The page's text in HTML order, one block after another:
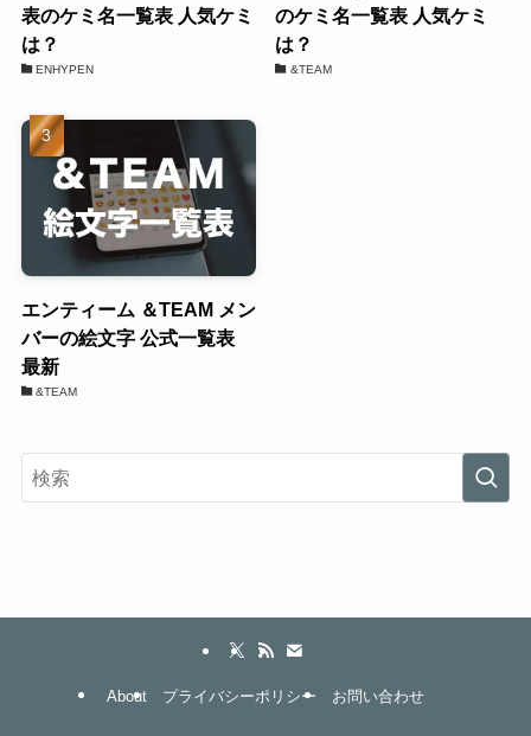
表のケミ名一覧表 人気ケミ
は？
ENHYPEN
のケミ名一覧表 人気ケミ
は？
&TEAM
エンティーム ＆TEAM メン
バーの絵文字 公式一覧表
最新
&TEAM
About プライバシーポリシー お問い合わせ